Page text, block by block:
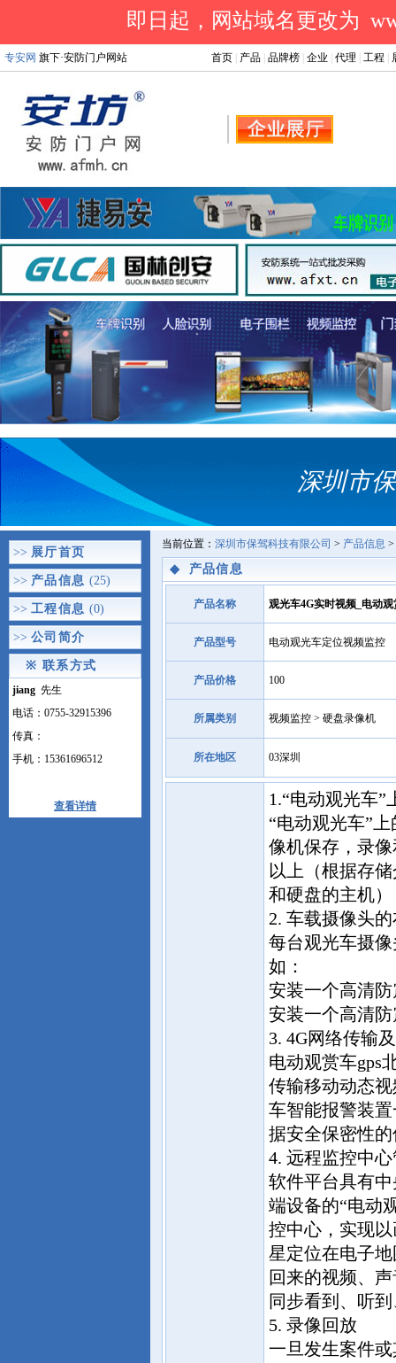
即日起，网站域名更改为
专安网 旗下·安防门户网站 首页 产品 品牌榜 企业 代理 工程
深圳市
>> 展厅首页
>> 产品信息 (25)
>> 工程信息 (0)
>> 公司简介
※ 联系方式
jiang 先生
电话：0755-32915396
传真：
手机：15361696512
查看详情
当前位置： 深圳市保驾科技有限公司 > 产品信息 >
◆ 产品信息
产品名称 观光车4G实时视频_电动
产品型号 电动观光车定位视频监控
产品价格 100
所属类别 视频监控 > 硬盘录像机
所在地区 03深圳
1.“电动观光车”
“电动观光车”
像机保存，录
以上（根据存
和硬盘的主机）
2. 车载摄像头
每台观光车摄
如：
安装一个高清
安装一个高清
3. 4G网络传输
电动观赏车gps
传输移动动态
车智能报警装
据安全保密性
4. 远程监控中
软件平台具有
端设备的“电动
控中心，实现
星定位在电子
回来的视频、
同步看到、听
5. 录像回放
一旦发生案件